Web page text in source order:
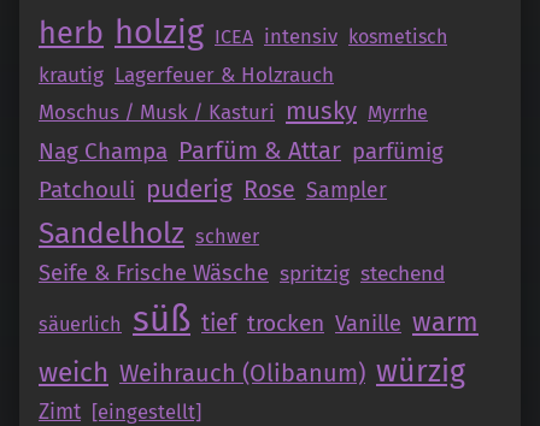
herb holzig ICEA intensiv kosmetisch
krautig Lagerfeuer & Holzrauch
Moschus / Musk / Kasturi musky Myrrhe
Nag Champa Parfüm & Attar parfümig
Patchouli puderig Rose Sampler
Sandelholz schwer
Seife & Frische Wäsche spritzig stechend
säuerlich süß tief trocken Vanille warm
weich Weihrauch (Olibanum) würzig
Zimt [eingestellt]